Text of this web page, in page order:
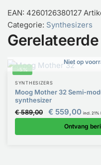
EAN: 4260126380127
Categorie: Synthesizers
-5%
Niet op
SYNTHESIZERS
Moog Mother 32 Semi-
synthesizer
€589,00 Oorspronkelijke
€ 559,00 incl. 21%
Ontvang